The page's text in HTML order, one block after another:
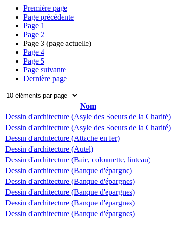
Première page
Page précédente
Page 1
Page 2
Page 3 (page actuelle)
Page 4
Page 5
Page suivante
Dernière page
Nom
Dessin d'architecture (Asyle des Soeurs de la Charité)
Dessin d'architecture (Asyle des Soeurs de la Charité)
Dessin d'architecture (Attache en fer)
Dessin d'architecture (Autel)
Dessin d'architecture (Baie, colonnette, linteau)
Dessin d'architecture (Banque d'épargne)
Dessin d'architecture (Banque d'épargnes)
Dessin d'architecture (Banque d'épargnes)
Dessin d'architecture (Banque d'épargnes)
Dessin d'architecture (Banque d'épargnes)